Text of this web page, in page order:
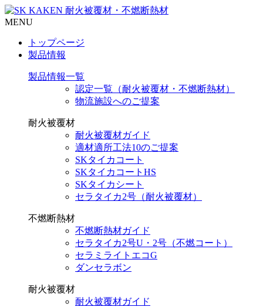
MENU
トップページ
製品情報
製品情報一覧
認定一覧（耐火被覆材・不燃断熱材）
物流施設へのご提案
耐火被覆材
耐火被覆材ガイド
適材適所工法10のご提案
SKタイカコート
SKタイカコートHS
SKタイカシート
セラタイカ2号（耐火被覆材）
不燃断熱材
不燃断熱材ガイド
セラタイカ2号U・2号（不燃コート）
セラミライトエコG
ダンセラボン
耐火被覆材
耐火被覆材ガイド